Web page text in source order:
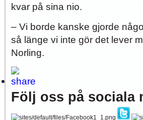
kvar på sina nio.
– Vi borde kanske gjorde
så länge vi inte gör det lever
Norling.
Följ oss på sociala